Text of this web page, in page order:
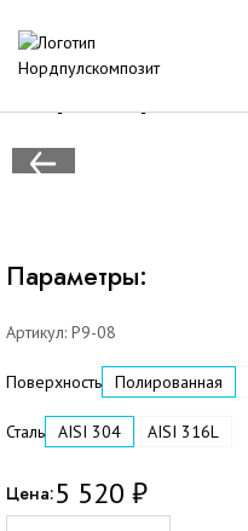
Параметры:
Артикул: Р9-08
Поверхность Полированная
Сталь AISI 304 AISI 316L
Цена:5 520 ₽